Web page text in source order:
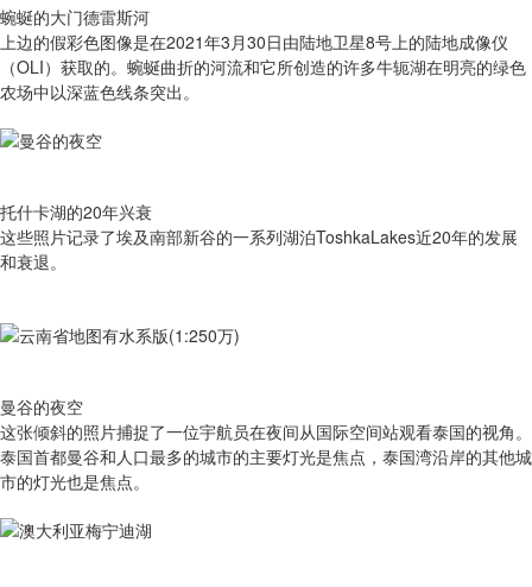
蜿蜒的大门德雷斯河
上边的假彩色图像是在2021年3月30日由陆地卫星8号上的陆地成像仪
（OLI）获取的。蜿蜒曲折的河流和它所创造的许多牛轭湖在明亮的绿色
农场中以深蓝色线条突出。
托什卡湖的20年兴衰
这些照片记录了埃及南部新谷的一系列湖泊ToshkaLakes近20年的发展
和衰退。
曼谷的夜空
这张倾斜的照片捕捉了一位宇航员在夜间从国际空间站观看泰国的视角。
泰国首都曼谷和人口最多的城市的主要灯光是焦点，泰国湾沿岸的其他城
市的灯光也是焦点。